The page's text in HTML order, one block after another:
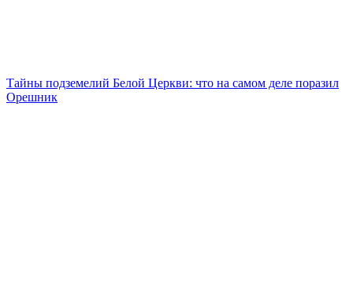
Тайны подземелий Белой Церкви: что на самом деле поразил
Орешник